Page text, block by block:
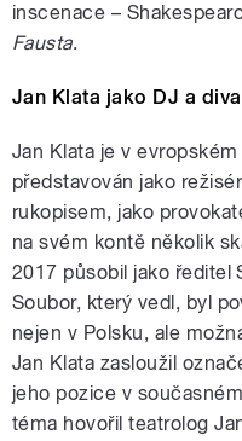
inscenace –
Fausta.
Jan Klata jako DJ a
Jan Klata je v
představován jako
rukopisem, jako
na svém kontě několik
2017 působil jako ředitel
Soubor, který vedl, byl
nejen v Polsku, ale
Jan Klata zasloužil
jeho pozice v
téma hovořil teatrolog